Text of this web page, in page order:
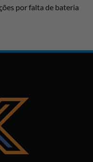
por falta de bateria